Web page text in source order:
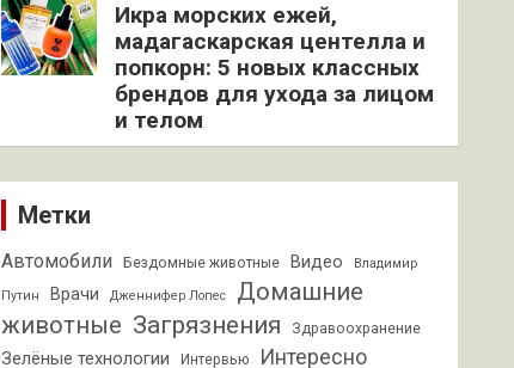
Икра морских ежей,
мадагаскарская центелла и
попкорн: 5 новых классных
брендов для ухода за лицом
и телом
Метки
Автомобили Бездомные животные Видео Владимир
Путин Врачи Дженнифер Лопес
Домашние
животные Загрязнения Здравоохранение
Зелёные технологии Интервью Интересно